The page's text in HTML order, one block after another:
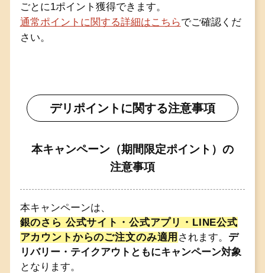
ごとに1ポイント獲得できます。
通常ポイントに関する詳細はこちらでご確認くだ
さい。
デリポイントに関する注意事項
本キャンペーン（期間限定ポイント）の
注意事項
本キャンペーンは、
銀のさら 公式サイト・公式アプリ・LINE公式
アカウントからのご注文のみ適用 されます。 デ
リバリー・テイクアウトともにキャンペーン対象
となります。